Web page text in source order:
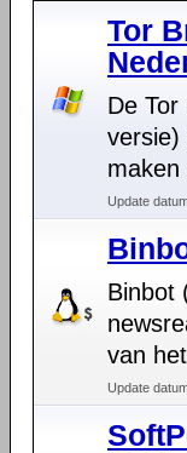
Tor
De
versie)
maken
Update
Binbot
van
Update